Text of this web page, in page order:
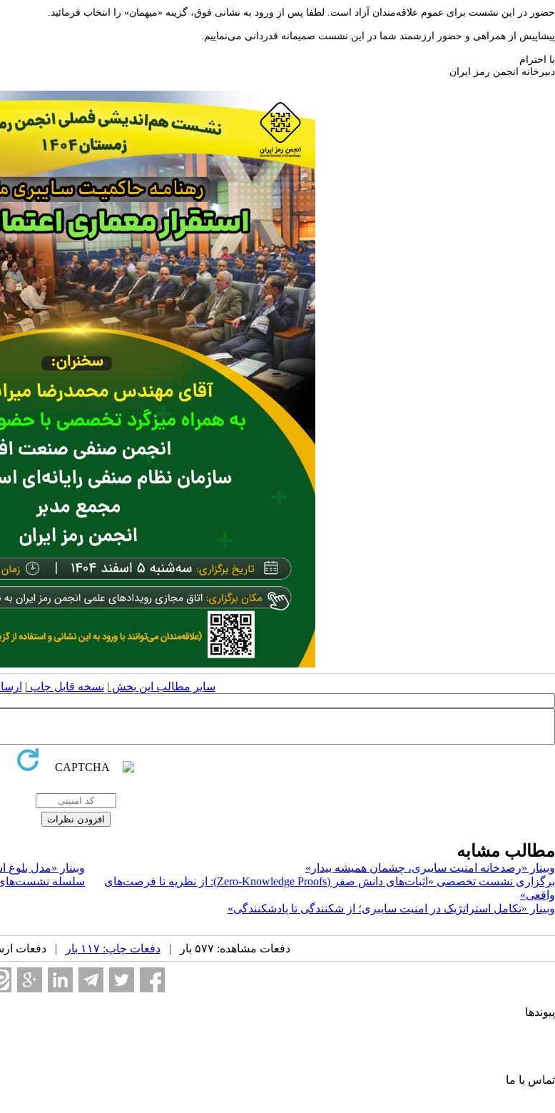
حضور در این نشست برای عموم علاقه‌مندان آزاد است. لطفا پس از ورود به نشانی فوق، گزینه «میهمان» را انتخاب فرمائید.
پیشاپیش از همراهی و حضور ارزشمند شما در این نشست صمیمانه قدردانی می‌نماییم.
با احترام
دبیرخانه انجمن رمز ایران
سایر مطالب این بخش | نسخه قابل چاپ |
مطالب مشابه
وبینار «رصدخانه امنیت سایبری، چشمان همیشه بیدار»
وبینار «مدل
برگزاری نشست تخصصی «اثبات‌های دانش صفر (Zero-Knowledge Proofs): از نظریه تا فرصت‌های
واقعی»
سلسله نشست‌های
وبینار «تکامل استراتژیک در امنیت سایبری؛ از شکنندگی تا پادشکنندگی»
دفعات مشاهده: ۵۷۷ بار | دفعات چاپ: ۱۱۷ بار | دفعات ارسال
پیوندها
تماس با ما